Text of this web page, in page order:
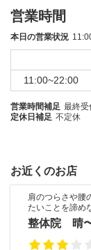
営業時間
本日の営業状況
11:00~22:00
営業時間補足 最終受
定休日補足 不定休
お近くのお店
肩のつらさや腰
たいことを諦め
整体院 晴